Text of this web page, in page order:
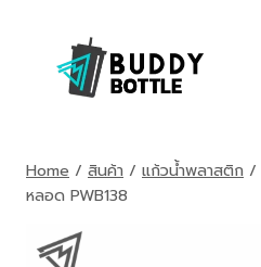
content
Home / สินค้า / แก้วน้ำพลาสติก /
หลอด PWB138